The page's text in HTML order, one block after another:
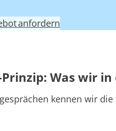
anfordern
Prinzip: Was wir
kennen wir